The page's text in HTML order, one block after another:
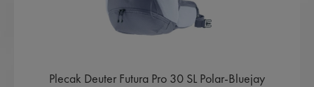
Plecak Deuter Futura Pro 30 SL Polar-Bluejay